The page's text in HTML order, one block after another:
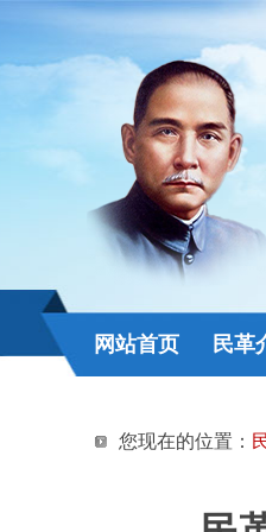
网站首页 民革
您现在的位置：